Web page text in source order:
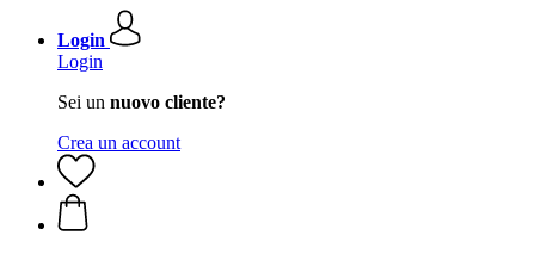
Login
Login
Sei un nuovo cliente?
Crea un account